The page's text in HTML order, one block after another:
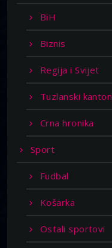
BiH
Biznis
Regija i Svijet
Tuzlanski kanton
Crna hronika
Sport
Fudbal
Košarka
Ostali sportovi